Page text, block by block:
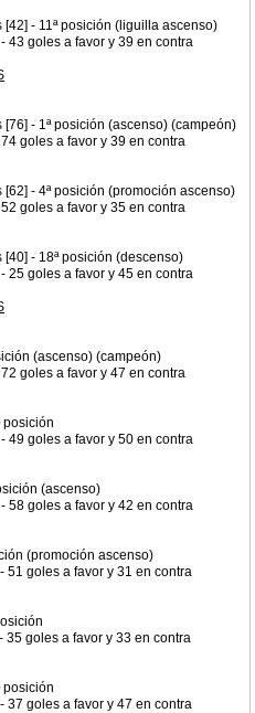
[42] - 11ª posición (liguilla ascenso)
43 goles a favor y 39 en contra
- 1ª posición (ascenso) (campeón)
goles a favor y 39 en contra
- 4ª posición (promoción ascenso)
goles a favor y 35 en contra
[40] - 18ª posición (descenso)
25 goles a favor y 45 en contra
(ascenso) (campeón)
goles a favor y 47 en contra
posición
49 goles a favor y 50 en contra
(ascenso)
58 goles a favor y 42 en contra
(promoción ascenso)
51 goles a favor y 31 en contra
35 goles a favor y 33 en contra
posición
37 goles a favor y 47 en contra